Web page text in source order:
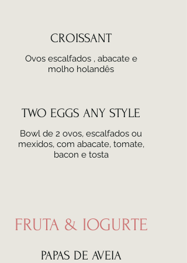
CROISSANT
Ovos escalfados , abacate e
molho holandês
TWO EGGS ANY STYLE
Bowl de 2 ovos, escalfados ou
mexidos, com abacate, tomate,
bacon e tosta
FRUTA & IOGURTE
PAPAS DE AVEIA